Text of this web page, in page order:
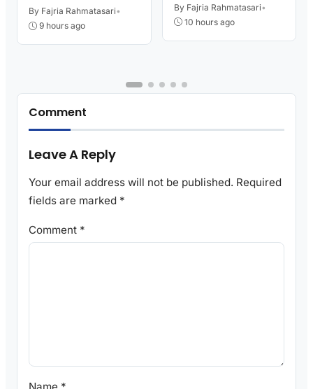
Layanan Pertanahan
By Fajria Rahmatasari•
9 hours ago
Sambut HUT RI
By Fajria Rahmatasari•
10 hours ago
Comment
Leave A Reply
Your email address will not be published. Required
fields are marked *
Comment *